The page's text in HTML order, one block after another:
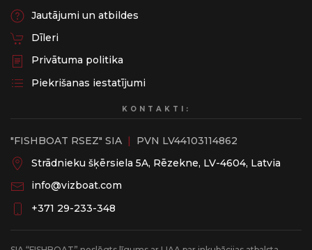
Jautājumi un atbildes
Dīleri
Privātuma politika
Piekrišanas iestatījumi
KONTAKTI:
"FISHBOAT RSEZ" SIA |
PVN LV44103114862
Strādnieku šķērsiela 5A, Rēzekne, LV-4604, Latvia
info@vizboat.com
‭+371 29-233-348